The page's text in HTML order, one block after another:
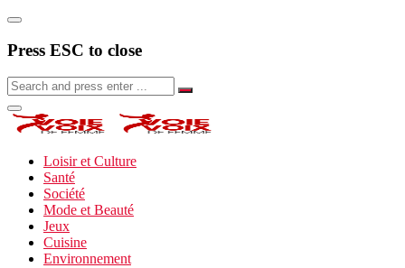
Press ESC to close
Loisir et Culture
Santé
Société
Mode et Beauté
Jeux
Cuisine
Environnement